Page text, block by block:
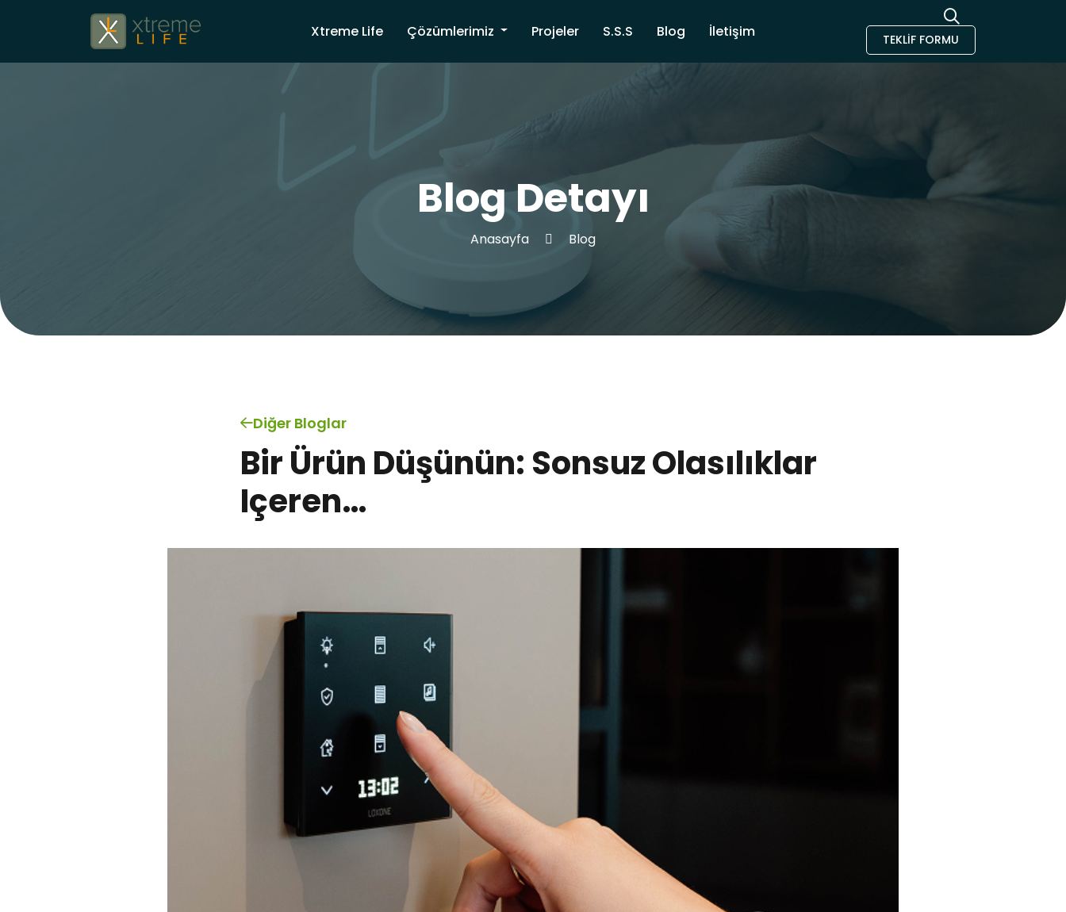
Xtreme Life Çözümlerimiz Projeler S.S.S Blog İletişim TEKLIF FORMU
Blog Detayı
Anasayfa Blog
Diğer Bloglar
Bir Ürün Düşünün: Sonsuz Olasılıklar
Içeren…